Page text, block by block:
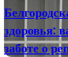
здоровья:
заботе о